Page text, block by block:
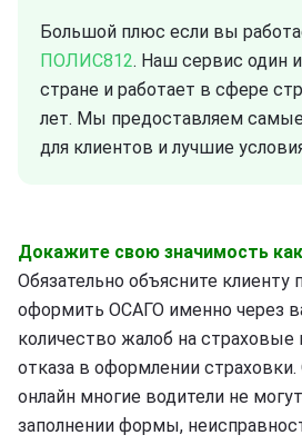
Большой плюс если вы
ПОЛИС812. Наш сервис один
стране и работает в сфере
лет. Мы предоставляем
для клиентов и лучшие
Докажите свою значимость
Обязательно объясните клиенту
оформить ОСАГО именно через
количество жалоб на страховые
отказа в оформлении
онлайн многие водители не
заполнении формы,